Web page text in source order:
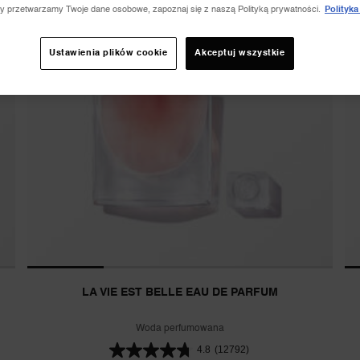
UZUPEŁNIENIA
LA VIE EST BELLE EAU DE PARFUM
Woda perfumowana
4.8 (12792)
przetwarzamy Twoje dane osobowe, zapoznaj się z naszą Polityką prywatności.
Ustawienia plików cookie Akceptuj wszystkie